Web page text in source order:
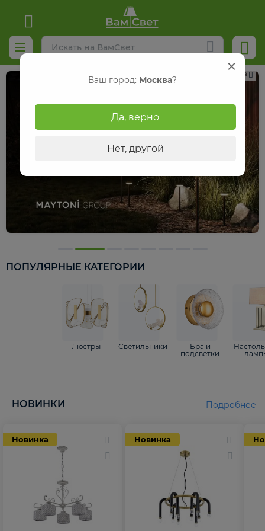
Реклама
ПОПУЛЯРНЫЕ КАТЕГОРИИ
Люстры Светильники
Бра и
подсветки
НОВИНКИ
Новинка Новинка
Подробнее
Ваш город: Москва?
Да, верно
Нет, другой